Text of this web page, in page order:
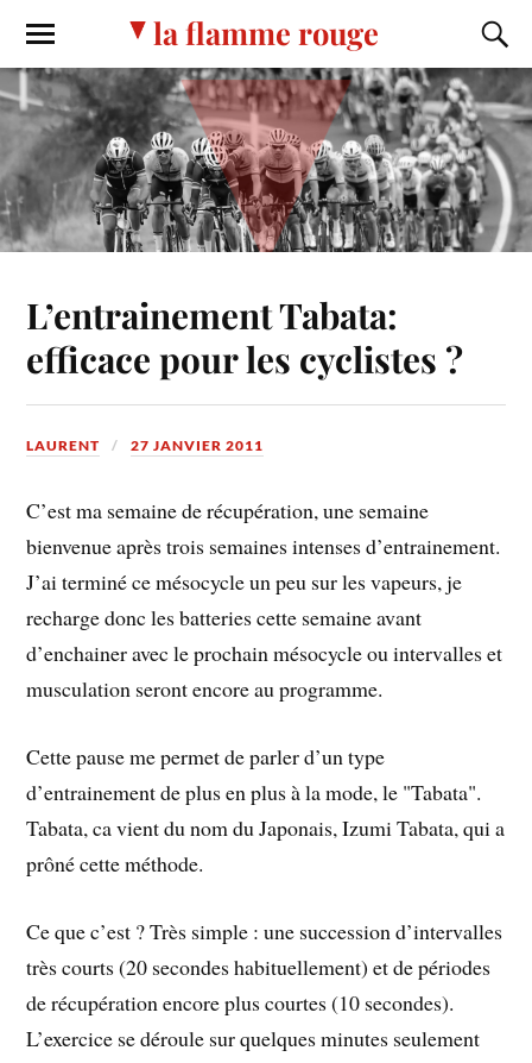
la flamme rouge
L’entrainement Tabata:
efficace pour les cyclistes ?
LAURENT 27 JANVIER 2011
C’est ma semaine de récupération, une semaine
bienvenue après trois semaines intenses d’entrainement.
J’ai terminé ce mésocycle un peu sur les vapeurs, je
recharge donc les batteries cette semaine avant
d’enchainer avec le prochain mésocycle ou intervalles et
musculation seront encore au programme.
Cette pause me permet de parler d’un type
d’entrainement de plus en plus à la mode, le "Tabata".
Tabata, ca vient du nom du Japonais, Izumi Tabata, qui a
prôné cette méthode.
Ce que c’est ? Très simple : une succession d’intervalles
très courts (20 secondes habituellement) et de périodes
de récupération encore plus courtes (10 secondes).
L’exercice se déroule sur quelques minutes seulement